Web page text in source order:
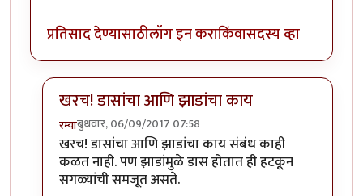
प्रतिसाद देण्यासाठीलॉग इन कराकिंवासदस्य व्हा
खरच! डासांचा आणि झाडांचा काय
रम्याबुधवार, 06/09/2017 07:58
In reply toमागे एकदा बागकाम एक छंद-(by
खरच! डासांचा आणि झाडांचा काय संबंध काही
कळत नाही. पण झाडांमुळे डास होतात ही हटकून
सगळ्यांची समजूत असते.